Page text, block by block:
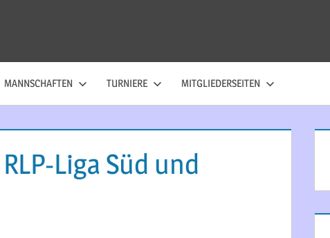
MANNSCHAFTEN TURNIERE MITGLIEDERSEITEN
Liga Süd und